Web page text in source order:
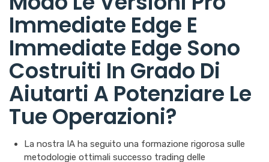
Immediate Edge E
Immediate Edge Sono
Costruiti In Grado Di
Aiutarti A Potenziare Le
Tue Operazioni?
La nostra IA ha seguito una formazione rigorosa sulle
metodologie ottimali successo trading delle